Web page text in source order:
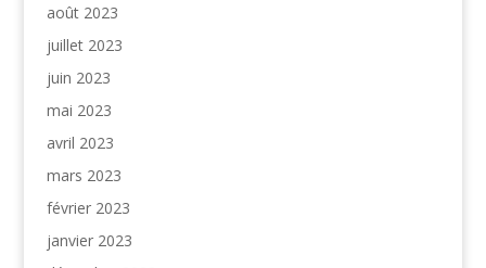
août 2023
juillet 2023
juin 2023
mai 2023
avril 2023
mars 2023
février 2023
janvier 2023